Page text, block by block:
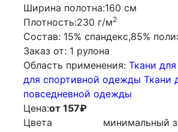
Ширина полотна:160 см
Плотность:230 г/м2
Состав: 15% спандекс,85%
Заказ от: 1 рулона
Облаcть применения: Ткани
для спортивной одежды Ткани
повседневной одежды
Цена:от 157₽
Цвета
минимальный